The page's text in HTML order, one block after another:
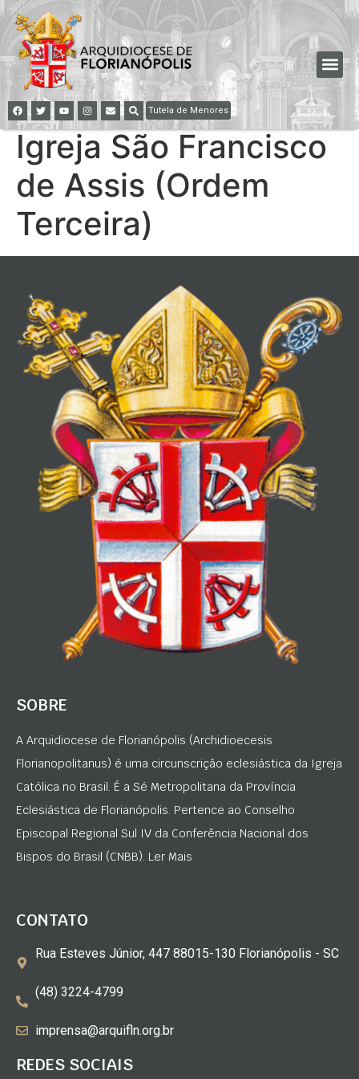
Tutela de Menores
Igreja São Francisco
de Assis (Ordem
Terceira)
SOBRE
A Arquidiocese de Florianópolis (Archidioecesis
Florianopolitanus) é uma circunscrição eclesiástica da Igreja
Católica no Brasil. É a Sé Metropolitana da Província
Eclesiástica de Florianópolis. Pertence ao Conselho
Episcopal Regional Sul IV da Conferência Nacional dos
Bispos do Brasil (CNBB). Ler Mais
CONTATO
Rua Esteves Júnior, 447 88015-130 Florianópolis - SC
(48) 3224-4799
imprensa@arquifln.org.br
REDES SOCIAIS